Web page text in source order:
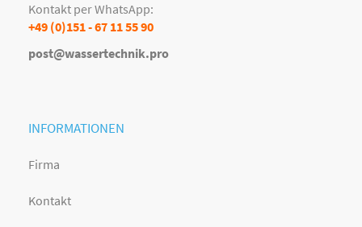
Kontakt per WhatsApp:
+49 (0)151 - 67 11 55 90
post@wassertechnik.pro
INFORMATIONEN
Firma
Kontakt